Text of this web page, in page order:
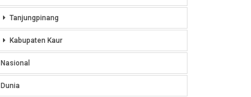
Tanjungpinang
Kabupaten Kaur
Nasional
Dunia